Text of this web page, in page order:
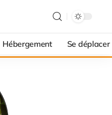
Hébergement Se déplacer